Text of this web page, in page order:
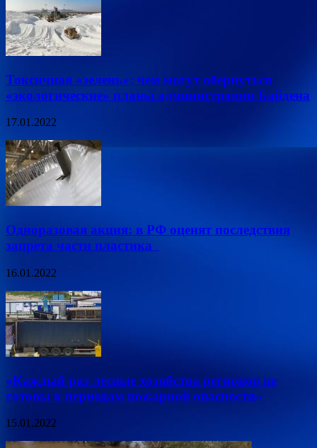
Токсичная «зелень»: чем могут обернуться
«экологические» планы администрации Байдена
17.01.2022
Одноразовая акция: в РФ оценят последствия
запрета части пластика
16.01.2022
«Каждый раз лесные хозяйства регионов не
готовы к периодам пожарной опасности»
15.01.2022